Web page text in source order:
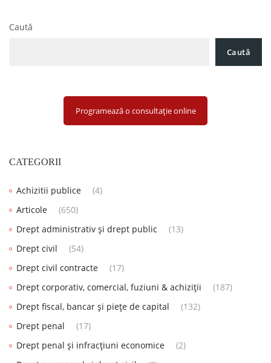
Caută
Caută
Programează o consultație online
CATEGORII
Achizitii publice
(4)
Articole
(650)
Drept administrativ și drept public
(13)
Drept civil
(54)
Drept civil contracte
(17)
Drept corporativ, comercial, fuziuni & achiziții
(187)
Drept fiscal, bancar și piețe de capital
(132)
Drept penal
(17)
Drept penal și infracțiuni economice
(2)